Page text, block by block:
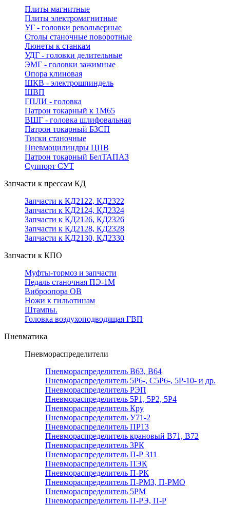
Плиты магнитные
Плиты электромагнитные
УГ - головки револьверные
Столы станочные поворотные
Люнеты к станкам
УДГ - головки делительные
ЭМГ - головки зажимные
Опора клиновая
ШКВ - электрошпиндель
ШВП
ГПЛИ - головка
Патрон токарный к 1М65
ВШГ - головка шлифовальная
Патрон токарный БЗСП
Тиски станочные
Пневмоцилиндры ЦПВ
Патрон токарный БелТАПАЗ
Суппорт СУТ
Запчасти к прессам КД
Запчасти к КД2122, КД2322
Запчасти к КД2124, КД2324
Запчасти к КД2126, КД2326
Запчасти к КД2128, КД2328
Запчасти к КД2130, КД2330
Запчасти к КПО
Муфты-тормоз и запчасти
Педаль станочная ПЭ-1М
Виброопора ОВ
Ножи к гильотинам
Штампы.
Головка воздухоподводящая ГВП
Пневматика
Пневмораспределители
Пневмораспределитель В63, В64
Пневмораспределитель 5Р6-, С5Р6-, 5Р-10- и др.
Пневмораспределитель РЭП
Пневмораспределитель 5Р1, 5Р2, 5Р4
Пневмораспределитель Кру
Пневмораспределитель У71-2
Пневмораспределитель ПР13
Пневмораспределитель крановый В71, В72
Пневмораспределитель 3РК
Пневмораспределитель П-Р 311
Пневмораспределитель ПЭК
Пневмораспределитель П-РК
Пневмораспределитель П-РМЗ, П-РМО
Пневмораспределитель 5РМ
Пневмораспределитель П-РЭ, П-Р